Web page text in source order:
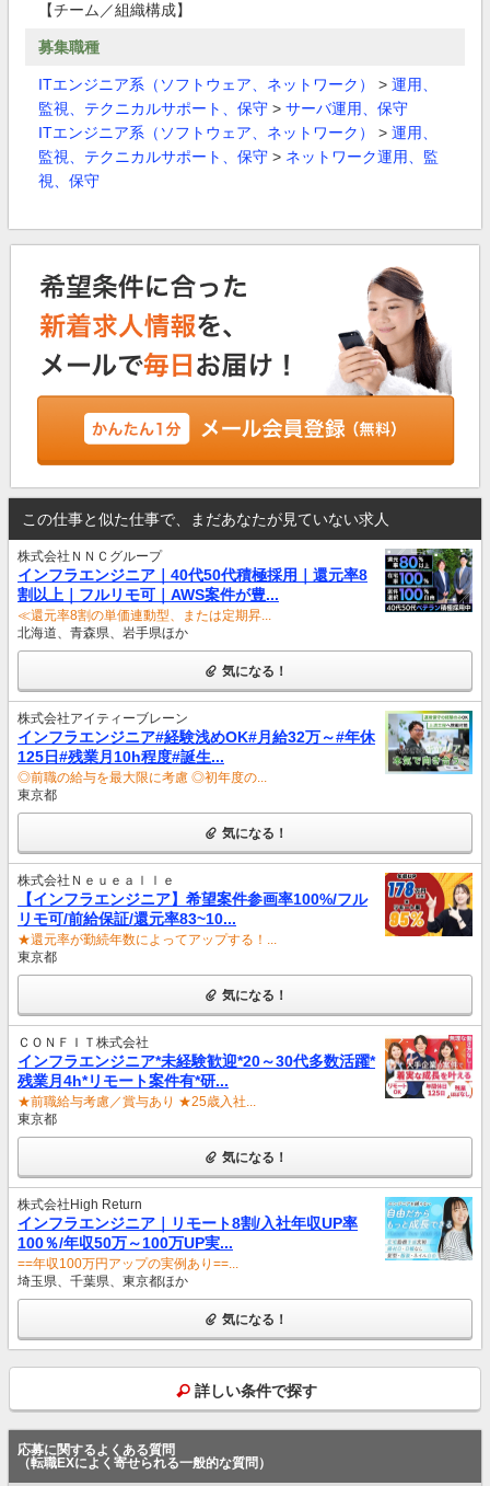
【チーム／組織構成】
募集職種
ITエンジニア系（ソフトウェア、ネットワーク） > 運用、
監視、テクニカルサポート、保守 > サーバ運用、保守
ITエンジニア系（ソフトウェア、ネットワーク）
> 運用、
監視、テクニカルサポート、保守 > ネットワーク運用、監
視、保守
この仕事と似た仕事で、まだあなたが見ていない求人
株式会社ＮＮＣグループ
インフラエンジニア｜40代50代積極採用｜還元率8
割以上｜フルリモ可｜AWS案件が豊...
≪還元率8割の単価連動型、または定期昇...
北海道、青森県、岩手県ほか
気になる！
株式会社アイティーブレーン
インフラエンジニア#経験浅めOK#月給32万～#年休
125日#残業月10h程度#誕生...
◎前職の給与を最大限に考慮 ◎初年度の...
東京都
気になる！
株式会社Ｎｅｕｅａｌｌｅ
【インフラエンジニア】希望案件参画率100%/フル
リモ可/前給保証/還元率83~10...
★還元率が勤続年数によってアップする！...
東京都
気になる！
ＣＯＮＦＩＴ株式会社
インフラエンジニア*未経験歓迎*20～30代多数活躍*
残業月4h*リモート案件有*研...
★前職給与考慮／賞与あり ★25歳入社...
東京都
気になる！
株式会社High Return
インフラエンジニア｜リモート8割/入社年収UP率
100％/年収50万～100万UP実...
==年収100万円アップの実例あり==...
埼玉県、千葉県、東京都ほか
気になる！
詳しい条件で探す
応募に関するよくある質問
（転職EXによく寄せられる一般的な質問）